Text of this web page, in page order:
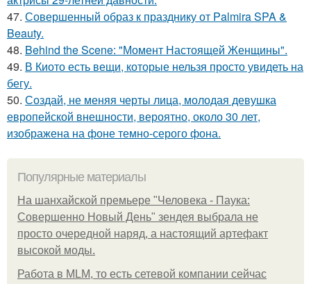
47. Совершенный образ к празднику от Palmira SPA &
Beauty.
48. Behind the Scene: "Момент Настоящей Женщины".
49. В Киото есть вещи, которые нельзя просто увидеть на
бегу.
50. Создай, не меняя черты лица, молодая девушка
европейской внешности, вероятно, около 30 лет,
изображена на фоне темно-серого фона.
Популярные материалы
На шанхайской премьере "Человека - Паука:
Совершенно Новый День" зендея выбрала не
просто очередной наряд, а настоящий артефакт
высокой моды.
Работа в MLM, то есть сетевой компании сейчас